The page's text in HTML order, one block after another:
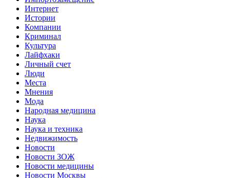
Интернет
Истории
Компании
Криминал
Культура
Лайфхаки
Личный счет
Люди
Места
Мнения
Мода
Народная медицина
Наука
Наука и техника
Недвижимость
Новости
Новости ЗОЖ
Новости медицины
Новости Москвы